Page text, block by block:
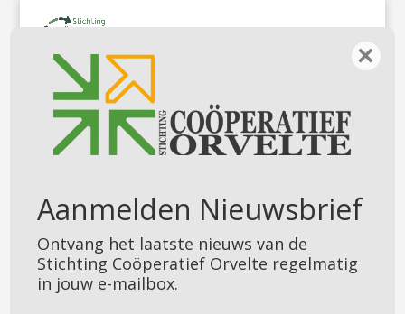
BEWONERSAVOND 10
OKTOBER A.S.
×
Aanmelden Nieuwsbrief
Ontvang het laatste nieuws van de
Stichting Coöperatief Orvelte regelmatig
in jouw e-mailbox.